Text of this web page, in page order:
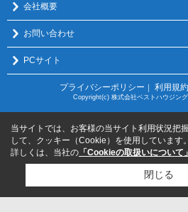
会社概要
お問い合わせ
PCサイト
プライバシーポリシー ｜ 利用規約
Copyright(c) 株式会社ベストハウジン
当サイトでは、お客様の当サイト利用状況把
して、クッキー（Cookie）を使用しています。
詳しくは、当社の 「Cookieの取扱いについて」
閉じる